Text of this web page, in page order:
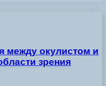
между окулистом и
зрения